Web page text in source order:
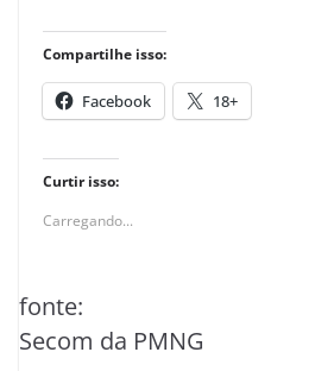
Compartilhe isso:
Facebook 18+
Curtir isso:
Carregando...
fonte:
Secom da PMNG